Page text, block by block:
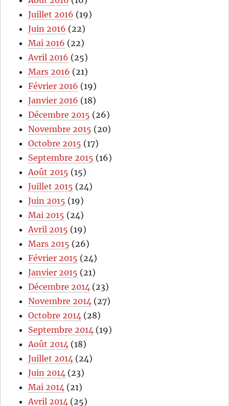
Juillet 2016 (19)
Juin 2016 (22)
Mai 2016 (22)
Avril 2016 (25)
Mars 2016 (21)
Février 2016 (19)
Janvier 2016 (18)
Décembre 2015 (26)
Novembre 2015 (20)
Octobre 2015 (17)
Septembre 2015 (16)
Août 2015 (15)
Juillet 2015 (24)
Juin 2015 (19)
Mai 2015 (24)
Avril 2015 (19)
Mars 2015 (26)
Février 2015 (24)
Janvier 2015 (21)
Décembre 2014 (23)
Novembre 2014 (27)
Octobre 2014 (28)
Septembre 2014 (19)
Août 2014 (18)
Juillet 2014 (24)
Juin 2014 (23)
Mai 2014 (21)
Avril 2014 (25)